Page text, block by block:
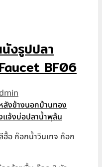
งรูปปลา
BF06
อ ก๊อกน้ำวินเทจ ก๊อก